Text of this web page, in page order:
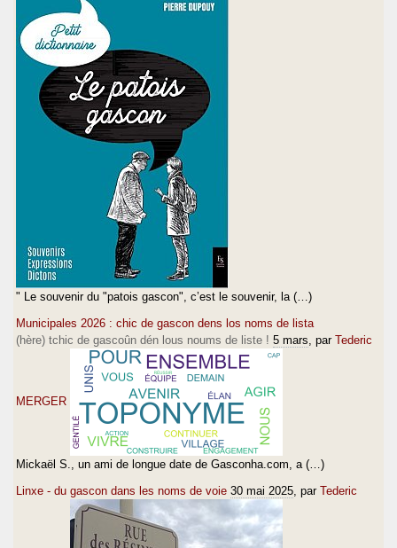
" Le souvenir du "patois gascon", c’est le souvenir, la (…)
Municipales 2026 : chic de gascon dens los noms de lista
(hère) tchic de gascoûn dén lous noums de liste ! 5 mars , par Tederic
MERGER
Mickaël S., un ami de longue date de Gasconha.com, a (…)
Linxe - du gascon dans les noms de voie 30 mai 2025 , par Tederic